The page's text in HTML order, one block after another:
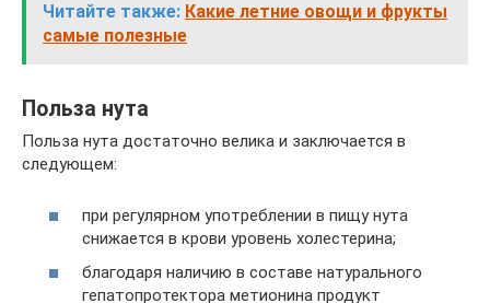
Читайте также: Какие летние овощи и фрукты
самые полезные
Польза нута
Польза нута достаточно велика и заключается в
следующем:
при регулярном употреблении в пищу нута
снижается в крови уровень холестерина;
благодаря наличию в составе натурального
гепатопротектора метионина продукт